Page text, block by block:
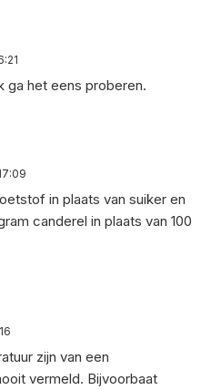
ga het eens proberen.
in plaats van suiker en
canderel in plaats van 100
zijn van een
vermeld. Bijvoorbaat